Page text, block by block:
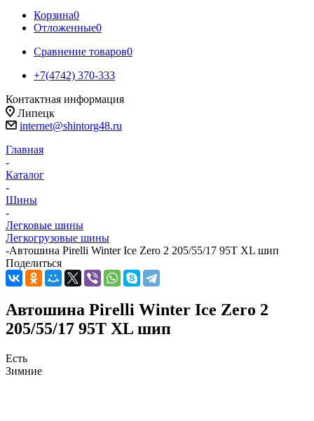
Корзина0
Отложенные0
Сравнение товаров0
+7(4742) 370-333
Контактная информация
Липецк
internet@shintorg48.ru
Главная
-
Каталог
-
Шины
-
Легковые шины
Легкогрузовые шины
-Автошина Pirelli Winter Ice Zero 2 205/55/17 95Т XL шип
Поделиться
Автошина Pirelli Winter Ice Zero 2
205/55/17 95Т XL шип
Есть
Зимние